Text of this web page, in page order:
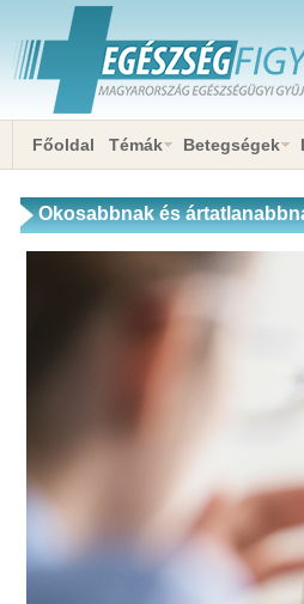
Főoldal Témák Betegségek
Okosabbnak és